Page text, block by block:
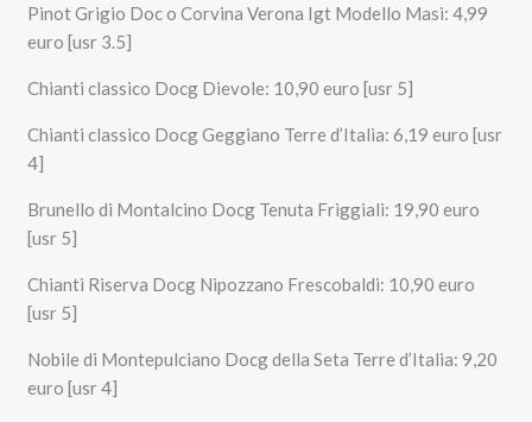
Pinot Grigio Doc o Corvina Verona Igt Modello Masi: 4,99
euro [usr 3.5]
Chianti classico Docg Dievole: 10,90 euro [usr 5]
Chianti classico Docg Geggiano Terre d’Italia: 6,19 euro [usr
4]
Brunello di Montalcino Docg Tenuta Friggiali: 19,90 euro
[usr 5]
Chianti Riserva Docg Nipozzano Frescobaldi: 10,90 euro
[usr 5]
Nobile di Montepulciano Docg della Seta Terre d’Italia: 9,20
euro [usr 4]